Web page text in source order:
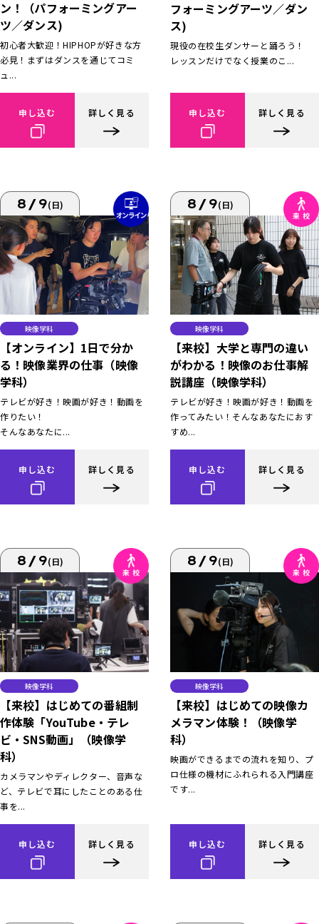
ン！（パフォーミングアー
ツ／ダンス)
初心者大歓迎！HIPHOPが好きな方
必見！まずはダンスを通じてコミ
ュ...
申し込む 詳しく見る
フォーミングアーツ／ダン
ス)
現役の在校生ダンサーと踊ろう！
レッスンだけでなく授業のこ...
申し込む 詳しく見る
8/9(日)
映像学科
【オンライン】1日で分か
る！映像業界の仕事（映像
学科）
テレビが好き！映画が好き！動画を
作りたい！
そんなあなたに...
申し込む 詳しく見る
8/9(日)
映像学科
【来校】大学と専門の違い
がわかる！映像のお仕事解
説講座（映像学科）
テレビが好き！映画が好き！動画を
作ってみたい！そんなあなたにおす
すめ...
申し込む 詳しく見る
8/9(日)
映像学科
【来校】はじめての番組制
作体験「YouTube・テレ
ビ・SNS動画」（映像学
科）
カメラマンやディレクター、音声な
ど、テレビで耳にしたことのある仕
事を...
申し込む 詳しく見る
8/9(日)
映像学科
【来校】はじめての映像カ
メラマン体験！（映像学
科）
映画ができるまでの流れを知り、プ
ロ仕様の機材にふれられる入門講座
です...
申し込む 詳しく見る